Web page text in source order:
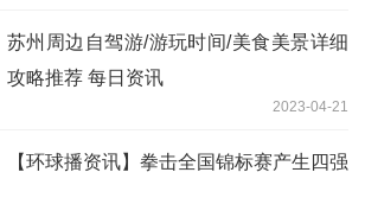
苏州周边自驾游/游玩时间/美食美景详细
攻略推荐 每日资讯
2023-04-21
【环球播资讯】拳击全国锦标赛产生四强